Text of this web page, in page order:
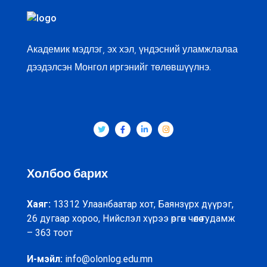
Академик мэдлэг, эх хэл, үндэсний уламжлалаа
дээдэлсэн Монгол иргэнийг төлөвшүүлнэ.
Холбоо барих
Хаяг: 13312 Улаанбаатар хот, Баянзүрх дүүрэг,
26 дугаар хороо, Нийслэл хүрээ өргөн чөлөө гудамж
– 363 тоот
И-мэйл: info@olonlog.edu.mn